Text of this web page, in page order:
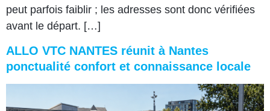
peut parfois faiblir ; les adresses sont donc vérifiées
avant le départ. […]
ALLO VTC NANTES réunit à Nantes
ponctualité confort et connaissance locale